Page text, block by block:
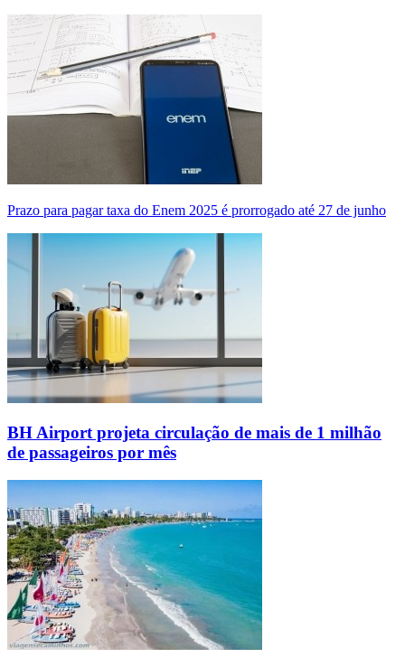
Prazo para pagar taxa do Enem 2025 é prorrogado até 27 de junho
BH Airport projeta circulação de mais de 1 milhão
de passageiros por mês